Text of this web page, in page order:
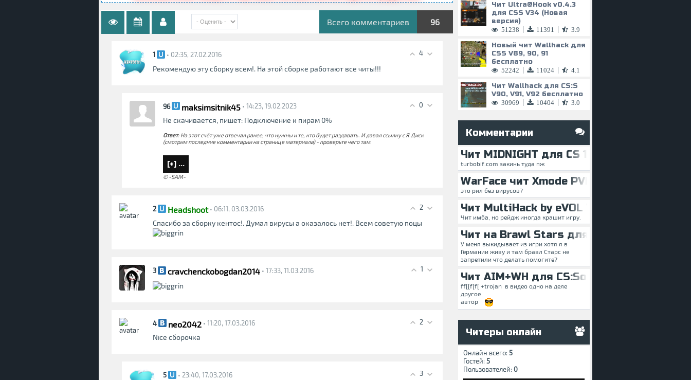
Всего комментариев 96
4
1 • 02:35, 27.02.2016
Рекомендую эту сборку всем!. На этой сборке работают все читы!!!
0
96 maksimsitnik45 • 14:23, 19.02.2023
Не скачивается, пишет: Подключение к пирам 0%
Ответ: На этот счёт уже отвечал ранее, что нужны и те, кто будет раздавать. И давал ссылку с Я.Диск
(смотрим последние комментарии на странице материала) - проверьте чего там.
© -SAM-
2
2 Headshoot • 06:11, 03.03.2016
Спасибо за сборку кентос!. Думал вирусы а оказалось нет!. Всем советую поцы
1
3 cravchenckobogdan2014 • 17:33, 11.03.2016
2
4 neo2042 • 11:20, 17.03.2016
Nice сборочка
3
5 • 23:40, 17.03.2016
Чит Ultra@Hookv0.4.3
для CSS V34 (Новая
версия)
51238 11391 3.9
Новый чит Wallhack для
CSS V89, 90, 91
бесплатно
52242 11024| 4.1
Чит Wallhack для CS:S
V90, V91, V92 бесплатно
30969 10404| 3.0
Комментарии
Чит MIDNIGHT для CS 1.6
turbobif.com закинь туда пж
WarFace чит Xmode PVE/PVP FREE
это рил без вирусов?
Чит MultiHack by eVOL V21 для CS 1.6
Чит имба, но рейдж иногда крашит игру.
Чит на Brawl Stars для мобильной
У меня выкидывает из игри хотя я в
Германии живу и там бравл Старс не
запретили что делать помогите?
Чит AIM+WH для CS:Source 2022 (No-
ff[[f[f[ +trojan в видео одно на деле
другое
автор
Читеры онлайн
Онлайн всего: 5
Гостей: 5
Пользователей: 0